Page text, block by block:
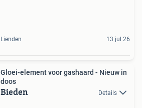
Lienden 13 jul 26
Gloei-element voor gashaard - Nieuw in
doos
Bieden Details